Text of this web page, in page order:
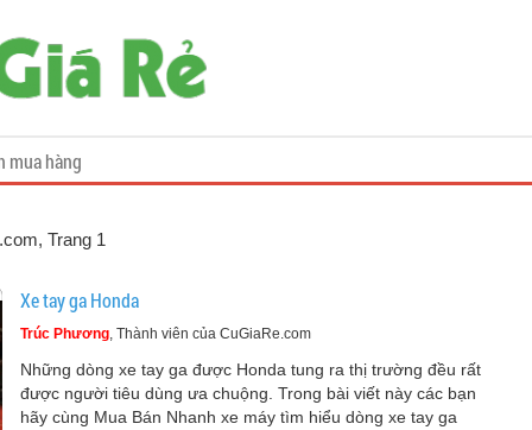
mua hàng
, Trang 1
Xe tay ga Honda
Trúc Phương, Thành viên của CuGiaRe.com
Những dòng xe tay ga được Honda tung ra thị trường đều rất
được người tiêu dùng ưa chuộng. Trong bài viết này các bạn
hãy cùng Mua Bán Nhanh xe máy tìm hiểu dòng xe tay ga